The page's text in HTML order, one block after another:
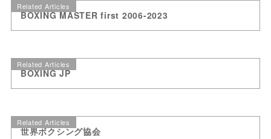
Related Articles
BOXING MASTER first 2006-2023
Related Articles
BOXING JP
Related Articles
世界ボクシング協会